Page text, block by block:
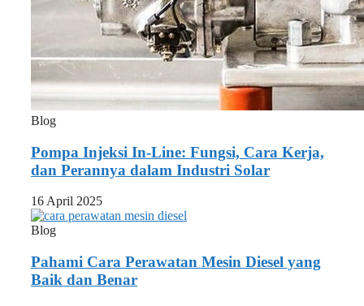
Blog
Pompa Injeksi In-Line: Fungsi, Cara Kerja,
dan Perannya dalam Industri Solar
16 April 2025
Blog
Pahami Cara Perawatan Mesin Diesel yang
Baik dan Benar